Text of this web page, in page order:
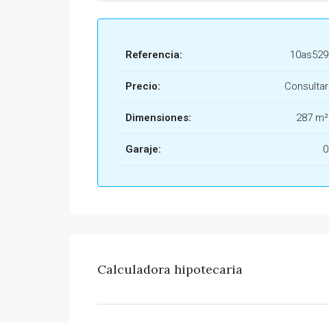
Referencia: 10as529
Precio: Consultar
Dimensiones: 287 m²
Garaje: 0
Calculadora hipotecaria